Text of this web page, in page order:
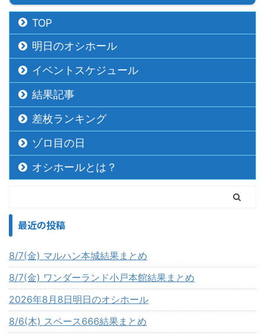
TOP
明日のオシホール
イベントスケジュール
結果記事
差枚ランキング
ゾロ目の日
オシホールとは？
最近の投稿
8/7(金) マルハン本城結果まとめ
8/7(金) ワンダーランド小戸本館結果まとめ
2026年8月8日明日のオシホール
8/6(木) スペース666結果まとめ